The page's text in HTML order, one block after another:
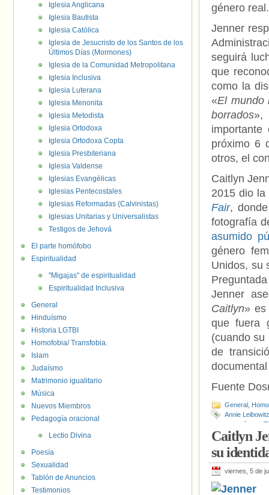
género real.
Jenner
seguirá
que
como la
«El mundo
borrados»,
próximo 6
otros, el
Caitlyn
2015 dio
Fair,
fotografía
asumido
género
Unidos, su
Jenner
Caitlyn» es
que fuera
(cuando su
de
Fuente
General
Annie Leibowitz
transgénero
Caitlyn
su
viernes, 5 de
Iglesia Anglicana
Iglesia Bautista
Iglesia Católica
Iglesia de Jesucristo de los Santos de los
Últimos Días (Mormones)
Iglesia de la Comunidad Metropolitana
Iglesia Inclusiva
Iglesia Luterana
Iglesia Menonita
Iglesia Metodista
Iglesia Ortodoxa
Iglesia Ortodoxa Copta
Iglesia Presbiteriana
Iglesia Valdense
Iglesias Evangélicas
Iglesias Pentecostales
Iglesias Reformadas (Calvinistas)
Iglesias Unitarias y Universalistas
Testigos de Jehová
El parte homófobo
Espiritualidad
"Migajas" de espiritualidad
Espiritualidad Inclusiva
General
Hinduísmo
Historia LGTBI
Homofobia/ Transfobia.
Islam
Judaísmo
Matrimonio igualitario
Música
Nuevos Miembros
Pedagogía oracional
Lectio Divina
Poesía
Sexualidad
Tablón de Anuncios
Testimonios